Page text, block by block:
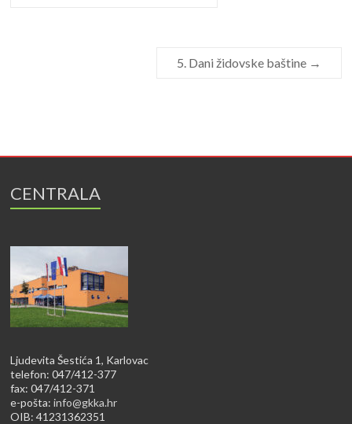
5. Dani židovske baštine →
CENTRALA
Ljudevita Šestića 1, Karlovac
telefon: 047/412-377
fax: 047/412-371
e-pošta:info@gkka.hr
OIB: 41231362351